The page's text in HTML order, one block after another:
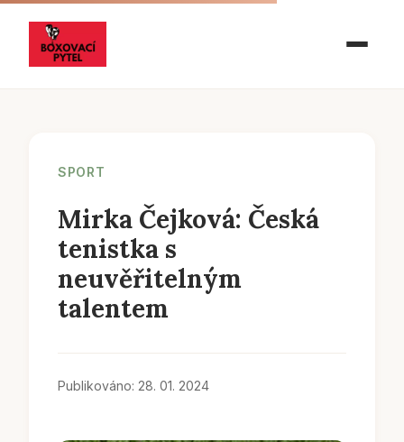
SPORT
Mirka Čejková: Česká
tenistka s
neuvěřitelným
talentem
Publikováno: 28. 01. 2024